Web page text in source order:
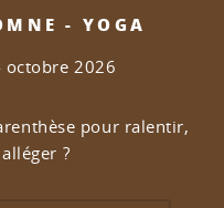
- YOGA
octobre 2026
pour ralentir,
?